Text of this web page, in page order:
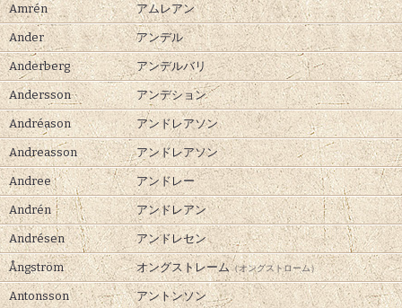
Amrén アムレアン
Ander アンデル
Anderberg アンデルバリ
Andersson アンデション
Andréason アンドレアソン
Andreasson アンドレアソン
Andree アンドレー
Andrén アンドレアン
Andrésen アンドレセン
Ångström オングストレーム（オングストローム）
Antonsson アントンソン